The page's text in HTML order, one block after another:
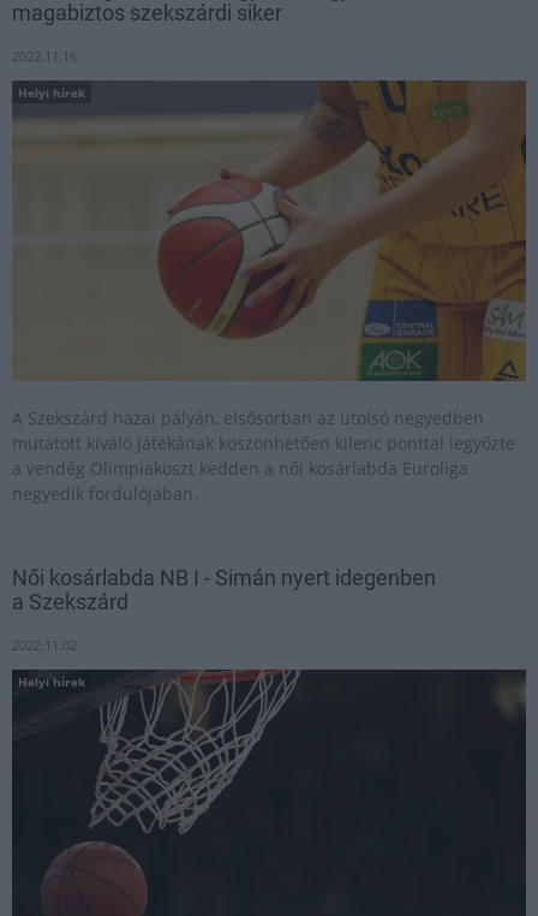
magabiztos szekszárdi siker
2022.11.16
Helyi hírek
A Szekszárd hazai pályán, elsősorban az utolsó negyedben
mutatott kiváló játékának köszönhetően kilenc ponttal legyőzte
a vendég Olimpiakoszt kedden a női kosárlabda Euroliga
negyedik fordulójában.
Női kosárlabda NB I - Simán nyert idegenben
a Szekszárd
2022.11.02
Helyi hírek